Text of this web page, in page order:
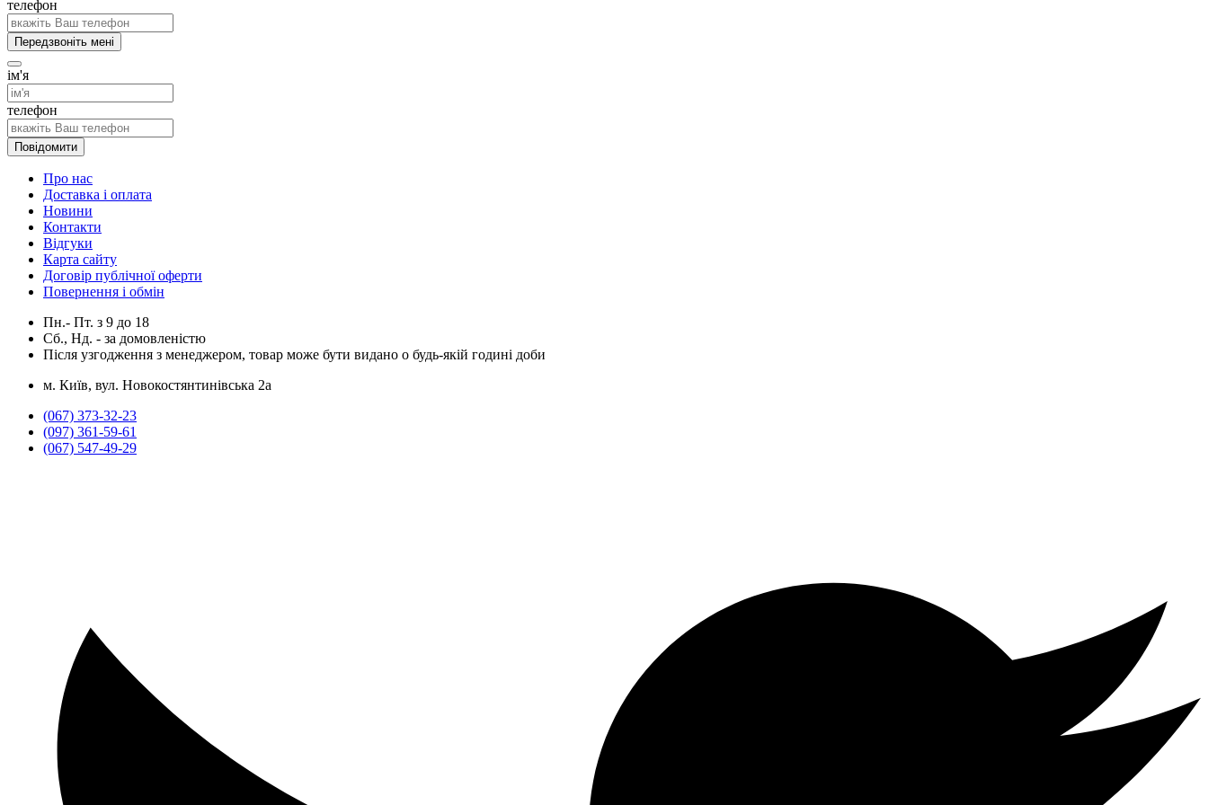
телефон
Передзвоніть мені
ім'я
телефон
Повідомити
Про нас
Доставка і оплата
Новини
Контакти
Відгуки
Карта сайту
Договір публічної оферти
Повернення і обмін
Пн.- Пт. з 9 до 18
Сб., Нд. - за домовленістю
Після узгодження з менеджером, товар може бути видано о будь-якій годині доби
м. Київ, вул. Новокостянтинівська 2а
(067) 373-32-23
(097) 361-59-61
(067) 547-49-29